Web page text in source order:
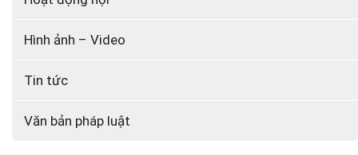
Hình ảnh – Video
Tin tức
Văn bản pháp luật